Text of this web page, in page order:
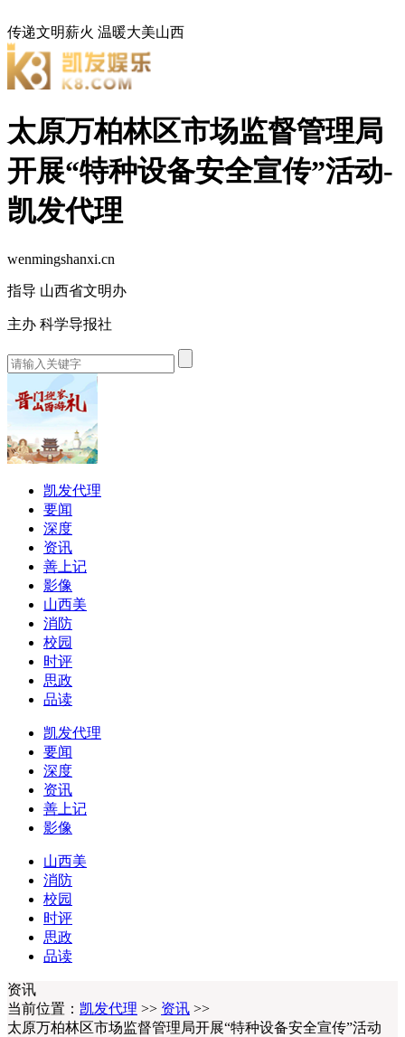
传递文明薪火 温暖大美山西
太原万柏林区市场监督管理局
开展“特种设备安全宣传”活动-
凯发代理
wenmingshanxi.cn
指导 山西省文明办
主办 科学导报社
凯发代理
要闻
深度
资讯
善上记
影像
山西美
消防
校园
时评
思政
品读
凯发代理
要闻
深度
资讯
善上记
影像
山西美
消防
校园
时评
思政
品读
资讯
当前位置： 凯发代理 >> 资讯 >>
太原万柏林区市场监督管理局开展“特种设备安全宣传”活动